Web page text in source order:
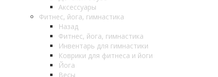
Аксессуары
Фитнес, йога, гимнастика
Назад
Фитнес, йога, гимнастика
Инвентарь для гимнастики
Коврики для фитнеса и йоги
Йога
Весы